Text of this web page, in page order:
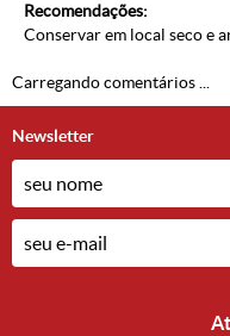
Recomendações:
Conservar em local seco e
Carregando comentários ...
Newsletter